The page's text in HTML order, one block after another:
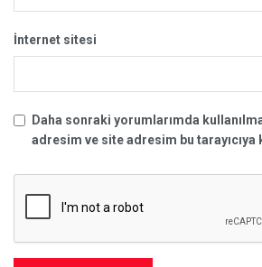
İnternet sitesi
Daha sonraki yorumlarımda
adresim ve site adresim bu tarayıcıya